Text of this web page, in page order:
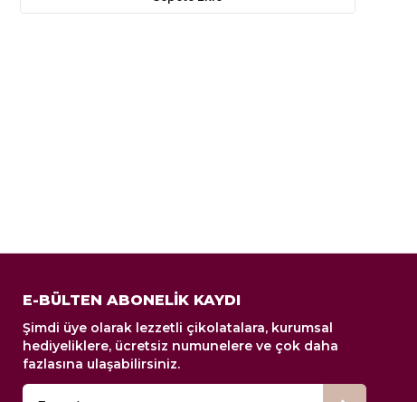
E-BÜLTEN ABONELİK KAYDI
Şimdi üye olarak lezzetli çikolatalara, kurumsal
hediyeliklere, ücretsiz numunelere ve çok daha
fazlasına ulaşabilirsiniz.